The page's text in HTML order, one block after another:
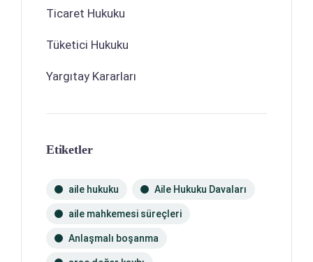
Ticaret Hukuku
Tüketici Hukuku
Yargıtay Kararları
Etiketler
aile hukuku Aile Hukuku Davaları
aile mahkemesi süreçleri
Anlaşmalı boşanma